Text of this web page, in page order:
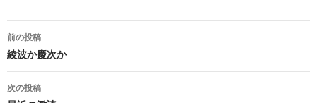
投
稿
ナ
前の投稿
綾波か慶次か
次の投稿